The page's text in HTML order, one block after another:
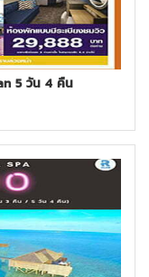
5 วัน 4 คืน